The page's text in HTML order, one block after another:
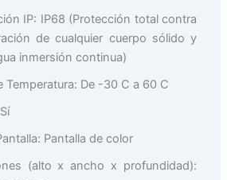
IP: IP68 (Protección total contra
de cualquier cuerpo sólido y
inmersión continua)
Temperatura: De -30 C a 60 C
Pantalla de color
(alto x ancho x profundidad):